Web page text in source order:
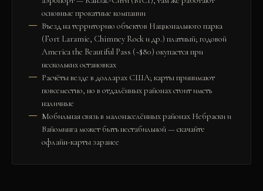
основные прокатные компании
Въезд на территорию объектов Национального парка
(Fort Laramie, Chimney Rock и др.) платный; годовой
America the Beautiful Pass (~$80) окупается при
нескольких остановках
Расчёты везде в долларах США; карты принимают
повсеместно, но в отдалённых районах стоит иметь
наличные
Мобильная связь в малонаселённых районах Небраски и
Вайоминга может быть нестабильной — скачайте
офлайн-карты заранее